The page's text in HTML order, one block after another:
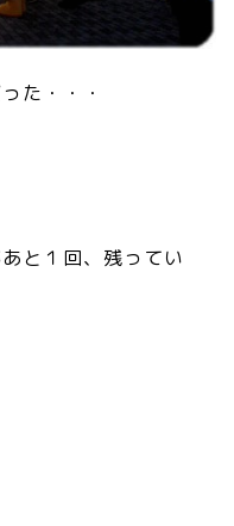
た・・・
と１回、残ってい